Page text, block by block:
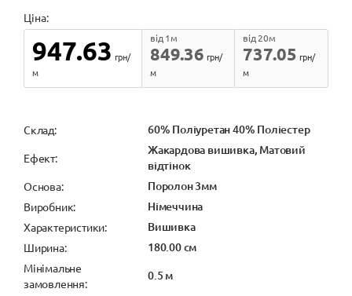
Ціна:
947.63 грн/
м
849.36
від 1м
грн/
м
737.05
від 20м
грн/
м
Cклад: 60% Поліуретан 40% Поліестер
Ефект:
Жакардова вишивка, Матовий
відтінок
Основа: Поролон 3мм
Виробник: Німеччина
Характеристики: Вишивка
Ширина: 180.00 см
Мінімальне
замовлення:
0.5 м